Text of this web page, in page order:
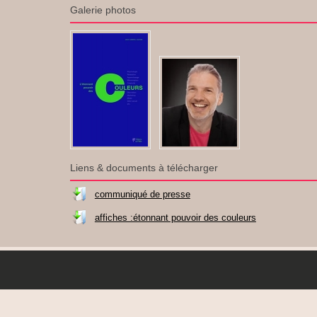
Galerie photos
Liens & documents à télécharger
communiqué de presse
affiches :étonnant pouvoir des couleurs